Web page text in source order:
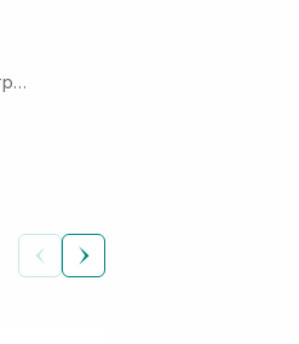
Освіжаюча маска для ніг з екстрактом троянди